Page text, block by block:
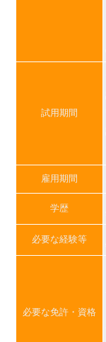
試用期間
雇用期間
学歴
必要な経験等
必要な免許・資格